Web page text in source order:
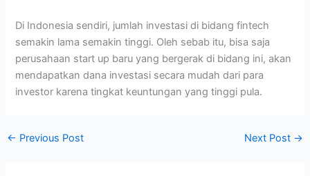
Di Indonesia sendiri, jumlah investasi di bidang fintech
semakin lama semakin tinggi. Oleh sebab itu, bisa saja
perusahaan start up baru yang bergerak di bidang ini, akan
mendapatkan dana investasi secara mudah dari para
investor karena tingkat keuntungan yang tinggi pula.
← Previous Post Next Post →